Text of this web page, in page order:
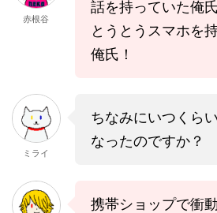
赤根谷
話を持っていた俺
とうとうスマホを
俺氏！
ミライ
ちなみにいつくら
なったのですか？
携帯ショップで衝